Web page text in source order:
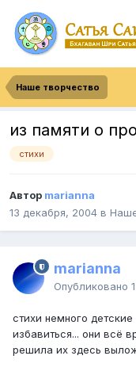
Наше творчество
из памяти о
стихи
Автор marianna
13 декабря, 2004 в
marianna
Опубликовано
стихи немного
избавиться... они всё
решила их здесь